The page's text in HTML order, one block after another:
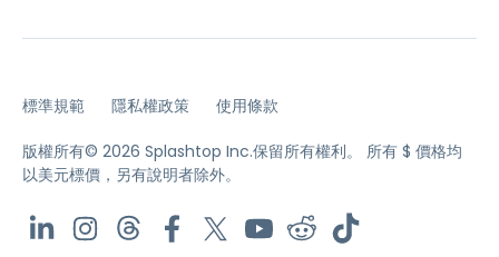
標準規範 隱私權政策 使用條款
版權所有© 2026 Splashtop Inc.保留所有權利。
所有 $ 價格均
以美元標價，另有說明者除外。